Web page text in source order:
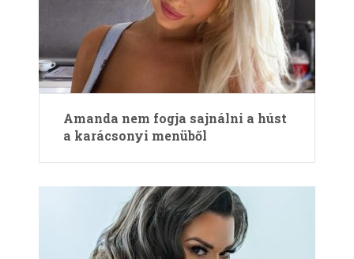
Amanda nem fogja sajnálni a húst
a karácsonyi menüből